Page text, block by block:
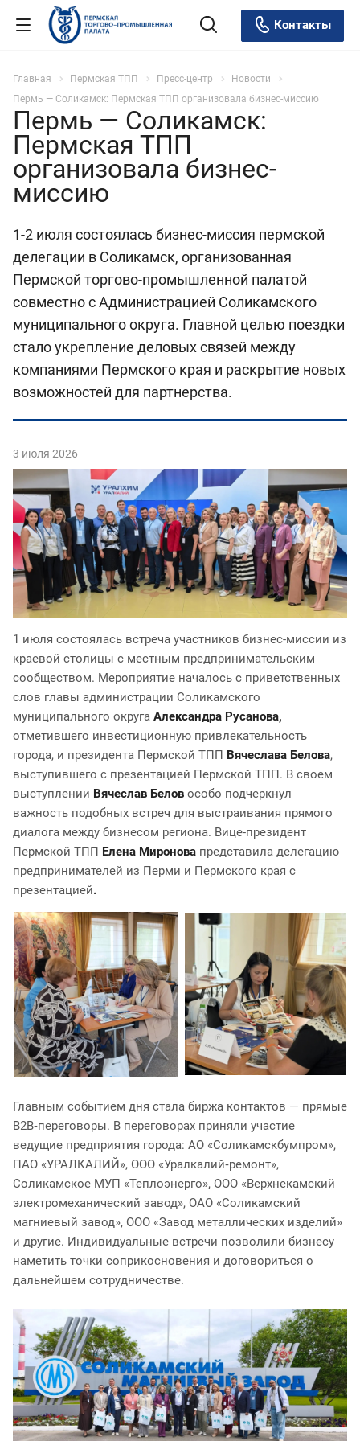
Контакты
Главная Пермская ТПП Пресс-центр
Новости
Пермь — Соликамск: Пермская ТПП организовала бизнес-миссию
Пермь — Соликамск:
Пермская ТПП
организовала бизнес-
миссию
1-2 июля состоялась бизнес-миссия пермской
делегации в Соликамск, организованная
Пермской торгово-промышленной палатой
совместно с Администрацией Соликамского
муниципального округа. Главной целью поездки
стало укрепление деловых связей между
компаниями Пермского края и раскрытие новых
возможностей для партнерства.
3 июля 2026
1 июля состоялась встреча участников бизнес-миссии из
краевой столицы с местным предпринимательским
сообществом. Мероприятие началось с приветственных
слов главы администрации Соликамского
муниципального округа Александра Русанова,
отметившего инвестиционную привлекательность
города, и президента Пермской ТПП Вячеслава Белова,
выступившего с презентацией Пермской ТПП. В своем
выступлении Вячеслав Белов особо подчеркнул
важность подобных встреч для выстраивания прямого
диалога между бизнесом региона. Вице-президент
Пермской ТПП Елена Миронова представила делегацию
предпринимателей из Перми и Пермского края с
презентацией.
Главным событием дня стала биржа контактов — прямые
B2B‑переговоры. В переговорах приняли участие
ведущие предприятия города: АО «Соликамскбумпром»,
ПАО «УРАЛКАЛИЙ», ООО «Уралкалий‑ремонт»,
Соликамское МУП «Теплоэнерго», ООО «Верхнекамский
электромеханический завод», ОАО «Соликамский
магниевый завод», ООО «Завод металлических изделий»
и другие. Индивидуальные встречи позволили бизнесу
наметить точки соприкосновения и договориться о
дальнейшем сотрудничестве.